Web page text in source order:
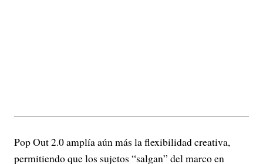
Pop Out 2.0 amplía aún más la flexibilidad creativa,
permitiendo que los sujetos “salgan” del marco en